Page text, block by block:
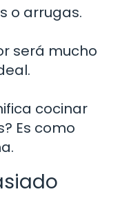
o arrugas.
será mucho
cocinar
Es como